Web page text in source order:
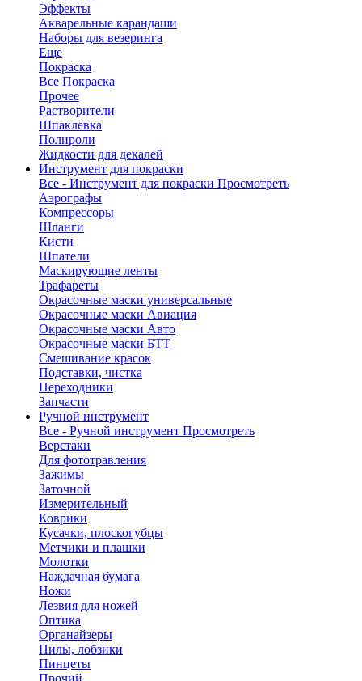
Эффекты
Акварельные карандаши
Наборы для везеринга
Еще
Покраска
Все Покраска
Прочее
Растворители
Шпаклевка
Полироли
Жидкости для декалей
Инструмент для покраски
Все - Инструмент для покраски Просмотреть
Аэрографы
Компрессоры
Шланги
Кисти
Шпатели
Маскирующие ленты
Трафареты
Окрасочные маски универсальные
Окрасочные маски Авиация
Окрасочные маски Авто
Окрасочные маски БТТ
Смешивание красок
Подставки, чистка
Переходники
Запчасти
Ручной инструмент
Все - Ручной инструмент Просмотреть
Верстаки
Для фототравления
Зажимы
Заточной
Измерительный
Коврики
Кусачки, плоскогубцы
Метчики и плашки
Молотки
Наждачная бумага
Ножи
Лезвия для ножей
Оптика
Органайзеры
Пилы, лобзики
Пинцеты
Прочий